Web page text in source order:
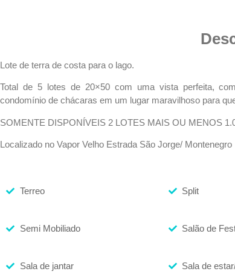
Lote de terra de costa para o lago.
Total de 5 lotes de 20×50 com uma vista perfeita,
condomínio de chácaras em um lugar maravilhoso para
SOMENTE DISPONÍVEIS 2 LOTES MAIS OU MENOS
Localizado no Vapor Velho Estrada São Jorge/ Montenegro
Terreo Split
Semi Mobiliado Salão de
Sala de jantar Sala de